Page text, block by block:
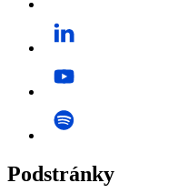
Podstránky